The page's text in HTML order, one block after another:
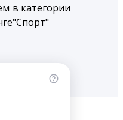
в категории
"Спорт"